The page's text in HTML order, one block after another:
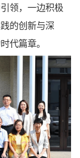
领，一边积极
的创新与深
代篇章。